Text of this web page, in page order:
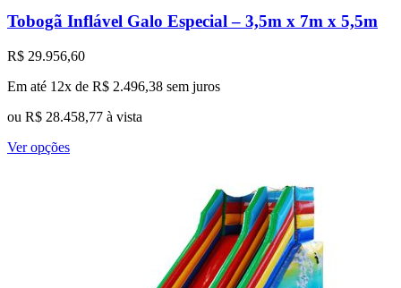
Tobogã Inflável Galo Especial – 3,5m x 7m x 5,5m
R$ 29.956,60
Em até 12x de R$ 2.496,38 sem juros
ou R$ 28.458,77 à vista
Ver opçõesEste